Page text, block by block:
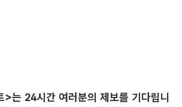
>는 24시간 여러분의 제보를 기다립니